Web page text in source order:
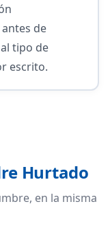
de
tipo de
escrito.
Hurtado
en la misma